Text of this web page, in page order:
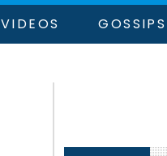
VIDEOS GOSSIPS